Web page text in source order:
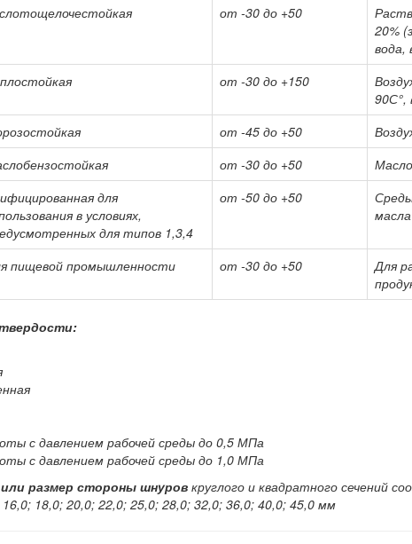
от -30 до +50
20%
вода,
от -30 до +150
90С°,
от -45 до +50
от -30 до +50
для
в условиях,
для типов 1,3,4
от -50 до +50
пищевой промышленности от -30 до +50
Для
с давлением рабочей среды до 0,5 МПа
с давлением рабочей среды до 1,0 МПа
размер стороны шнуровкруглого и квадратного сечений
16,0; 18,0; 20,0; 22,0; 25,0; 28,0; 32,0; 36,0; 40,0; 45,0 мм